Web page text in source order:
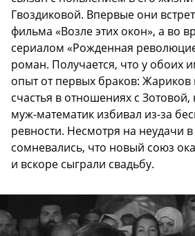
Гвоздиковой. Впервые они
фильма «Возле этих окон», а во
сериалом «Рожденная
роман. Получается, что у обоих
опыт от первых браков: Жариков
счастья в отношениях с Зотовой,
муж-математик избивал из-за
ревности. Несмотря на неудачи
сомневались, что новый союз
и вскоре сыграли свадьбу.